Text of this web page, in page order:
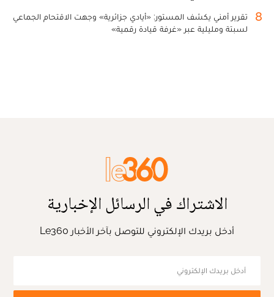
8
تقرير أمني يكشف المستور: «أيادي جزائرية» وجهت الاقتحام الجماعي
لسبتة ومليلية عبر «غرفة قيادة رقمية»
الاشتراك في الرسائل الإخبارية
أدخل بريدك الإلكتروني للتوصل بآخر الأخبار Le360